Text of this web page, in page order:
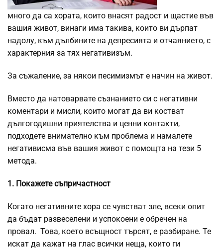
много да са хората, които внасят радост и щастие във
вашия живот, винаги има такива, които ви дърпат
надолу, към дълбините на депресията и отчаянието, с
характерния за тях негативизъм.
За съжаление, за някои песимизмът е начин на живот.
Вместо да натоварвате съзнанието си с негативни
коментари и мисли, които могат да ви костват
дългогодишни приятелства и ценни контакти,
подходете внимателно към проблема и намалете
негативисма във вашия живот с помощта на тези 5
метода.
1. Покажете съпричастност
Когато негативните хора се чувстват зле, всеки опит
да бъдат развеселени и успокоени е обречен на
провал. Това, което всъщност търсят, е разбиране. Те
искат да кажат на глас всички неща, които ги